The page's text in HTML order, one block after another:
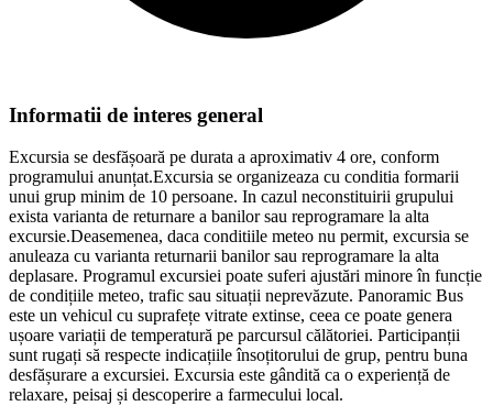
Informatii de interes general
Excursia se desfășoară pe durata a aproximativ 4 ore, conform
programului anunțat.Excursia se organizeaza cu conditia formarii
unui grup minim de 10 persoane. In cazul neconstituirii grupului
exista varianta de returnare a banilor sau reprogramare la alta
excursie.Deasemenea, daca conditiile meteo nu permit, excursia se
anuleaza cu varianta returnarii banilor sau reprogramare la alta
deplasare. Programul excursiei poate suferi ajustări minore în funcție
de condițiile meteo, trafic sau situații neprevăzute. Panoramic Bus
este un vehicul cu suprafețe vitrate extinse, ceea ce poate genera
ușoare variații de temperatură pe parcursul călătoriei. Participanții
sunt rugați să respecte indicațiile însoțitorului de grup, pentru buna
desfășurare a excursiei. Excursia este gândită ca o experiență de
relaxare, peisaj și descoperire a farmecului local.